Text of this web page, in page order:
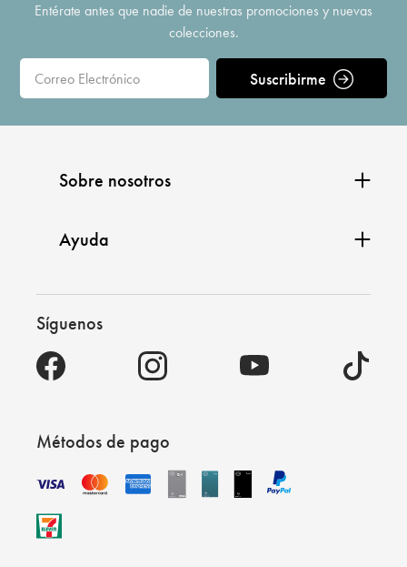
Entérate antes que nadie de nuestras promociones y nuevas
colecciones.
Suscribirme
Sobre nosotros
Ayuda
Síguenos
Métodos de pago